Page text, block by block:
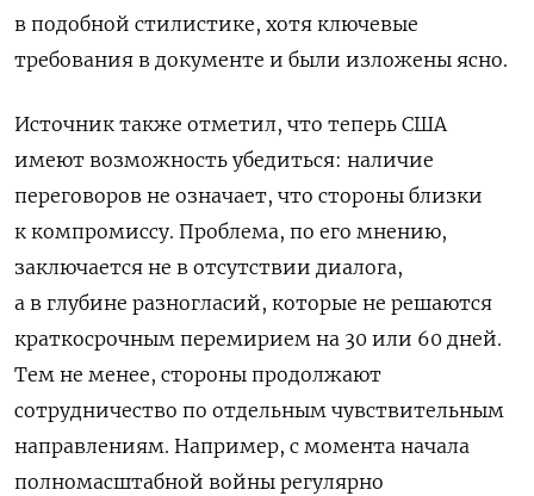
в подобной стилистике, хотя ключевые
требования в документе и были изложены ясно.
Источник также отметил, что теперь США
имеют возможность убедиться: наличие
переговоров не означает, что стороны близки
к компромиссу. Проблема, по его мнению,
заключается не в отсутствии диалога,
а в глубине разногласий, которые не решаются
краткосрочным перемирием на 30 или 60 дней.
Тем не менее, стороны продолжают
сотрудничество по отдельным чувствительным
направлениям. Например, с момента начала
полномасштабной войны регулярно